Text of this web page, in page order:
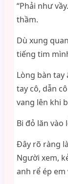
“Phải như
thầm.
Dù xung
tiếng tim
Lòng bàn
tay cô, dẫn
vang lên khi
Bi đỏ lăn vào
Đây rõ ràng
Người xem,
anh rể ép